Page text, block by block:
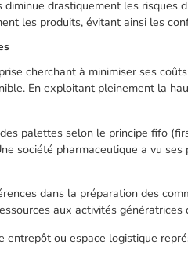
drastiquement les risques
les produits, évitant ainsi les
cherchant à minimiser ses
En exploitant pleinement la
palettes selon le principe fifo
société pharmaceutique a vu
dans la préparation des
aux activités
entrepôt ou espace logistique